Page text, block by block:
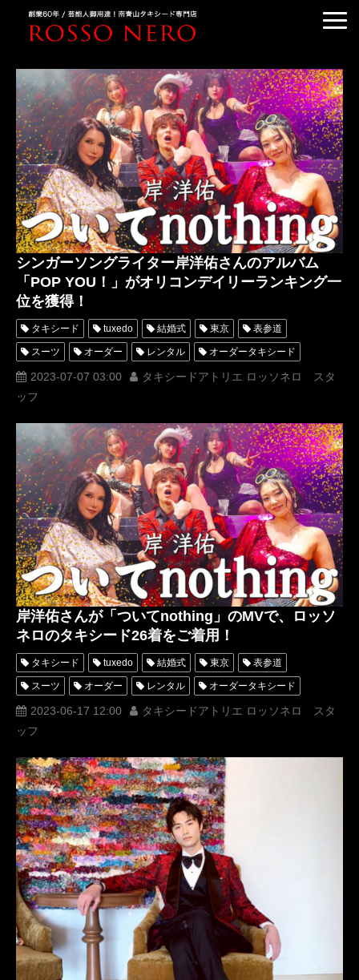
TUXEDO RENTAL
TUXEDO RANKING
KIMONO DRESS
CUSTOMER'S VOICE
COLUMN &BLOG
ABOUT US
ACCESS
シンガーソングライター岸洋佑さんのアルバム
「POP YOU！」がオリコンデイリーランキング一
位を獲得！
タキシード tuxedo 結婚式 東京 表参道
スーツ オーダー レンタル オーダータキシード
レンタルタキシード ロッソネロ 人気
MUNETAKAYOKOYAMA
オーダータキシード東京 オーダータキシード名古屋
新郎衣装 レンタルタキシード東京
レンタルタキシード名古屋 横浜 ROSSONERO 岐洲匠
タキシードオーダー東京 タキシードレンタル東京
タキシード靴 青山 神奈川 レディースタキシード
オーダータキシード横浜 レンタルタキシード横浜 岸洋佑
宇宙戦隊キュウレンジャー 運命から始まる恋 ついてnothing
POPYOU 天木じゅん 風吹ケイ 大久保桜子
沖田杏梨 COCO 岸明日香 パンダちゃん
妄想セクシーガールズ 朝倉輝斗 じゃんじゃん
南圭介 嶋谷海志 特撮 スロパチステーション
おかのやともか ANRI レディーガガ 緑川ミラノ
2023-07-07 03:00
タキシードアトリエ ロッソネロ スタ
ッフ
岸洋佑さんが「ついてnothing」のMVで、ロッソ
ネロのタキシード26着をご着用！
タキシード tuxedo 結婚式 東京 表参道
スーツ オーダー レンタル オーダータキシード
レンタルタキシード ロッソネロ 人気
MUNETAKAYOKOYAMA
オーダータキシード東京 オーダータキシード名古屋
新郎衣装 レンタルタキシード東京
レンタルタキシード名古屋 横浜 ROSSONERO
タキシードオーダー東京 タキシードレンタル東京
タキシード靴 青山 神奈川 レディースタキシード
オーダータキシード横浜 レンタルタキシード横浜
宇宙戦隊キュウレンジャー 運命から始まる恋
POPYOU 天木じゅん 風吹ケイ 大久保桜子
沖田杏梨 COCO 岸明日香 パンダちゃん
妄想セクシーガールズ 朝倉輝斗 じゃんじゃん
2023-06-17 12:00
タキシードアトリエ ロッソネロ スタ
ッフ